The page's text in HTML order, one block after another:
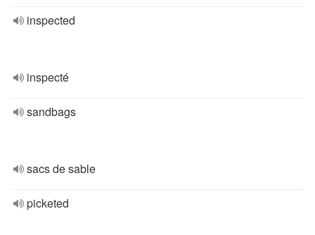
inspected
inspecté
sandbags
sacs de sable
picketed